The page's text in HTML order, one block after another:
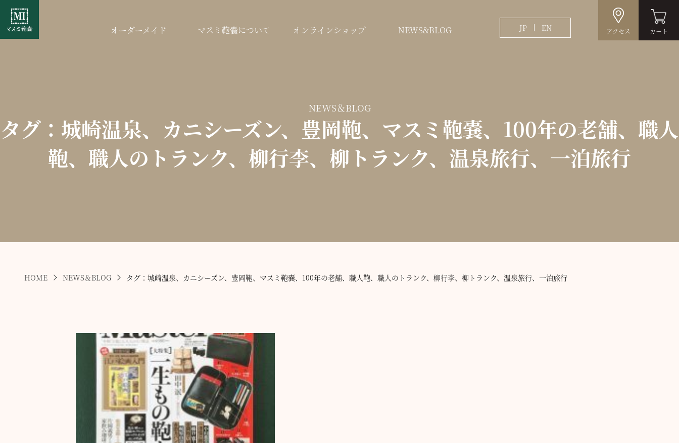
オーダーメイド マスミ鞄嚢について オンラインショップ NEWS&BLOG JP EN アクセス カート
NEWS＆BLOG
タグ：城崎温泉、カニシーズン、豊岡鞄、マスミ鞄嚢、100年の老舗、職人
鞄、職人のトランク、柳行李、柳トランク、温泉旅行、一泊旅行
HOME NEWS＆BLOG タグ：城崎温泉、カニシーズン、豊岡鞄、マスミ鞄嚢、100年の老舗、職人鞄、職人のトランク、柳行李、柳トランク、温泉旅行、一泊旅行